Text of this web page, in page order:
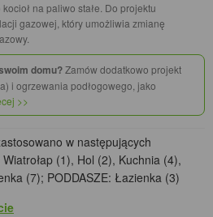
na paliwo stałe. Do projektu
gazowej, który umożliwia zmianę
domu?Zamów dodatkowo projekt
i ogrzewania podłogowego, jako
>>
w następujących
(1), Hol (2), Kuchnia (4),
(7); PODDASZE: Łazienka (3)